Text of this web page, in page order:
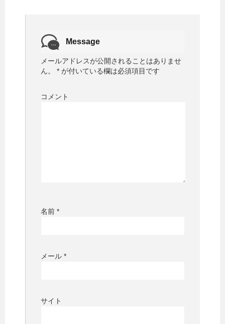
Message
メールアドレスが公開されることはありませ
ん。
* が付いている欄は必須項目です
コメント
名前 *
メール *
サイト